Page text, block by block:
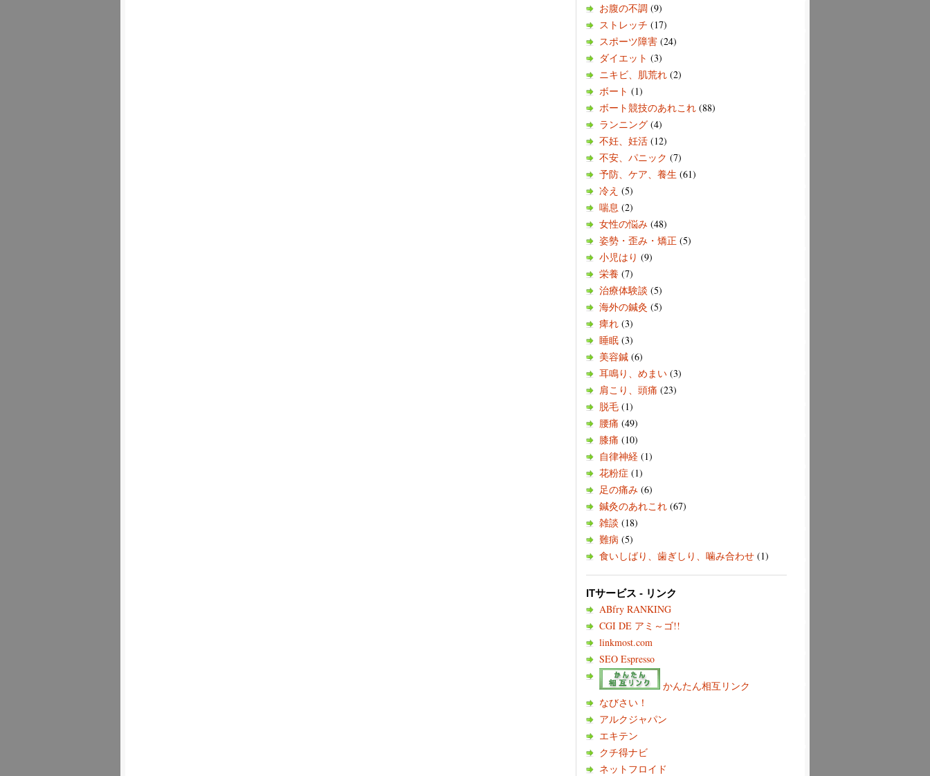
お腹の不調 (9)
ストレッチ (17)
スポーツ障害 (24)
ダイエット (3)
ニキビ、肌荒れ (2)
ボート (1)
ボート競技のあれこれ (88)
ランニング (4)
不妊、妊活 (12)
不安、パニック (7)
予防、ケア、養生 (61)
冷え (5)
喘息 (2)
女性の悩み (48)
姿勢・歪み・矯正 (5)
小児はり (9)
栄養 (7)
治療体験談 (5)
海外の鍼灸 (5)
痺れ (3)
睡眠 (3)
美容鍼 (6)
耳鳴り、めまい (3)
肩こり、頭痛 (23)
脱毛 (1)
腰痛 (49)
膝痛 (10)
自律神経 (1)
花粉症 (1)
足の痛み (6)
鍼灸のあれこれ (67)
雑談 (18)
難病 (5)
食いしばり、歯ぎしり、噛み合わせ (1)
ITサービス - リンク
ABfry RANKING
CGI DE アミ～ゴ!!
linkmost.com
SEO Espresso
かんたん相互リンク
なびさい！
アルクジャパン
エキテン
クチ得ナビ
ネットフロイド